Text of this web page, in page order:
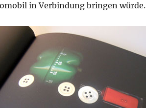
in Verbindung bringen würde.